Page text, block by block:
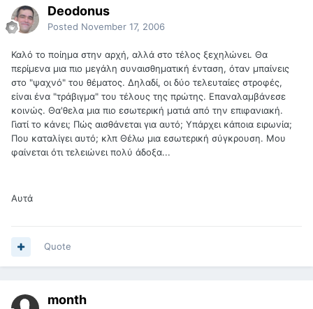
Deodonus
Posted November 17, 2006
Καλό το ποίημα στην αρχή, αλλά στο τέλος ξεχηλώνει. Θα
περίμενα μια πιο μεγάλη συναισθηματική ένταση, όταν μπαίνεις
στο "ψαχνό" του θέματος. Δηλαδί, οι δύο τελευταίες στροφές,
είναι ένα "τράβιγμα" του τέλους της πρώτης. Επαναλαμβάνεσε
κοινώς. Θα'θελα μια πιο εσωτερική ματιά από την επιφανιακή.
Γιατί το κάνει; Πώς αισθάνεται για αυτό; Υπάρχει κάποια ειρωνία;
Που καταλίγει αυτό; κλπ Θέλω μια εσωτερική σύγκρουση. Μου
φαίνεται ότι τελειώνει πολύ άδοξα...
Αυτά
Quote
month